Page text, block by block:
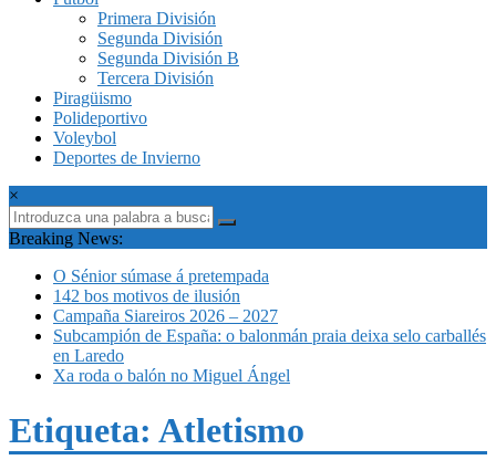
Primera División
Segunda División
Segunda División B
Tercera División
Piragüismo
Polideportivo
Voleybol
Deportes de Invierno
×
Breaking News:
O Sénior súmase á pretempada
142 bos motivos de ilusión
Campaña Siareiros 2026 – 2027
Subcampión de España: o balonmán praia deixa selo carballés
en Laredo
Xa roda o balón no Miguel Ángel
Etiqueta: Atletismo